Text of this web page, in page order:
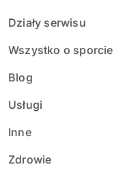
Działy serwisu
Wszystko o sporcie
Blog
Usługi
Inne
Zdrowie